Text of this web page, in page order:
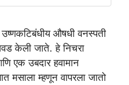
औषधी वनस्पती
केली जाते. हे निचरा
एक उबदार हवामान
मसाला म्हणून वापरला जातो